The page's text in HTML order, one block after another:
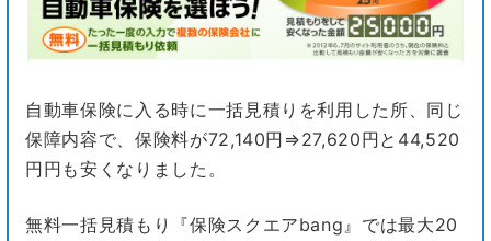
自動車保険に入る時に一括見積りを利用した所、同じ
保障内容で、保険料が72,140円⇒27,620円と44,520
円円も安くなりました。
無料一括見積もり『保険スクエアbang』では最大20